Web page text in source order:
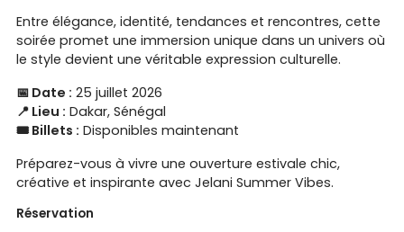
Entre élégance, identité, tendances et rencontres, cette
soirée promet une immersion unique dans un univers où
le style devient une véritable expression culturelle.
📅 Date : 25 juillet 2026
📍 Lieu : Dakar, Sénégal
🎟️ Billets : Disponibles maintenant
Préparez-vous à vivre une ouverture estivale chic,
créative et inspirante avec Jelani Summer Vibes.
Réservation